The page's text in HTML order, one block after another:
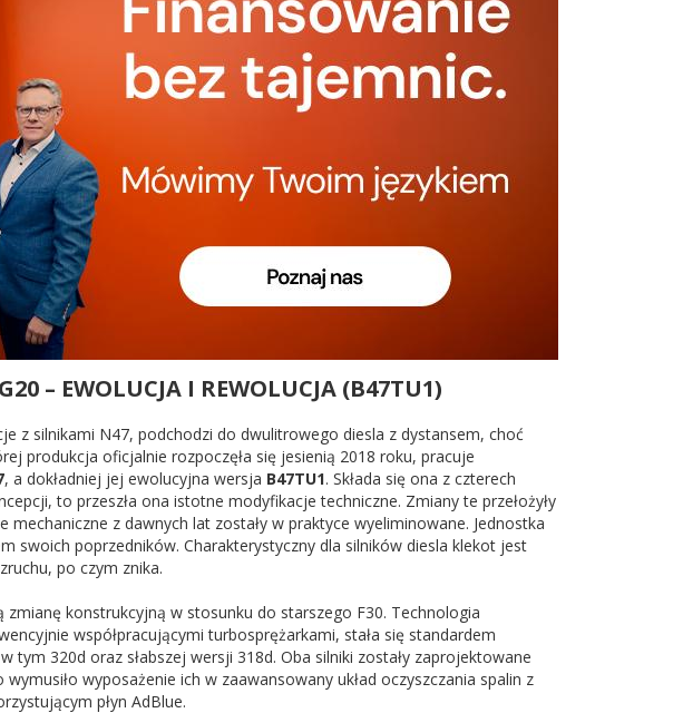
– EWOLUCJA I REWOLUCJA (B47TU1)
z silnikami N47, podchodzi do dwulitrowego diesla z dystansem, choć
produkcja oficjalnie rozpoczęła się jesienią 2018 roku, pracuje
, a dokładniej jej ewolucyjna wersja B47TU1. Składa się ona z czterech
to przeszła ona istotne modyfikacje techniczne. Zmiany te przełożyły
z dawnych lat zostały w praktyce wyeliminowane. Jednostka
swoich poprzedników. Charakterystyczny dla silników diesla klekot jest
po czym znika.
konstrukcyjną w stosunku do starszego F30. Technologia
współpracującymi turbosprężarkami, stała się standardem
tym 320d oraz słabszej wersji 318d. Oba silniki zostały zaprojektowane
wymusiło wyposażenie ich w zaawansowany układ oczyszczania spalin z
płyn AdBlue.